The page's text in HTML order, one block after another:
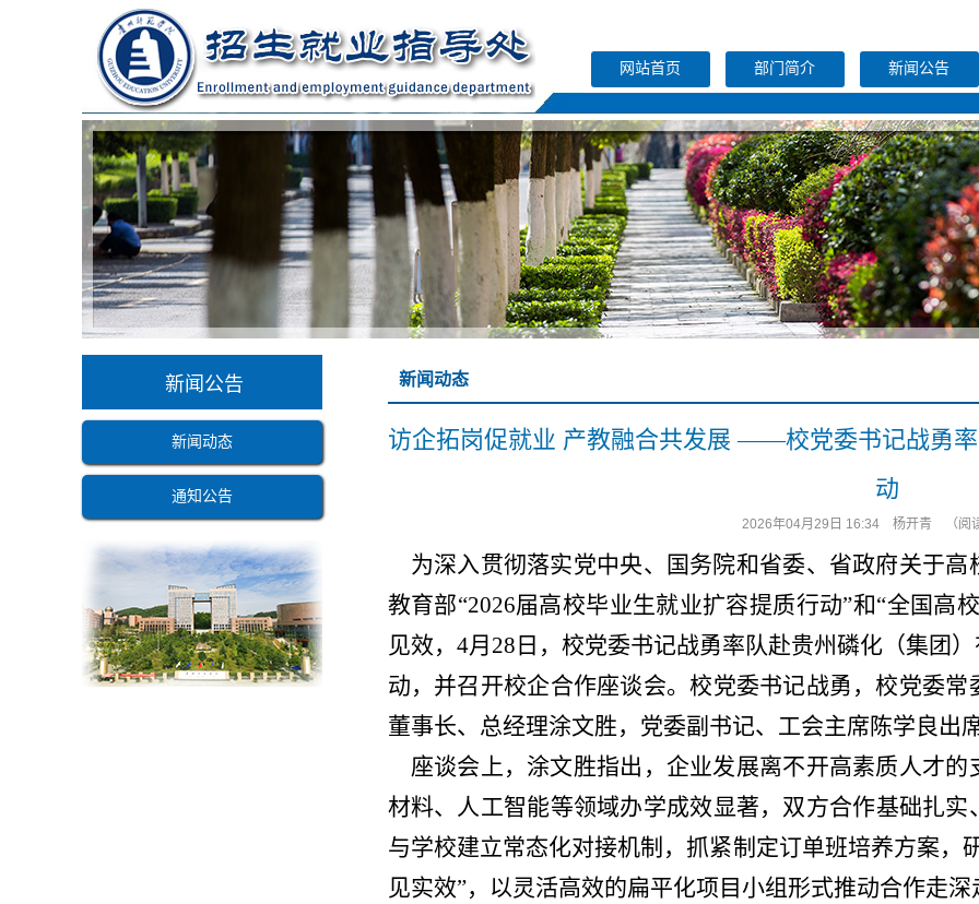
网站首页 部门简介 新闻公告
新闻公告
新闻动态
通知公告
新闻动态
访企拓岗促就业 产教融合共发展 ——校党委书记战勇
动
2026年04月29日 16:34 杨开青 （阅
为深入贯彻落实党中央、国务院和省委、省政府关于高
教育部“2026届高校毕业生就业扩容提质行动”和“全国高
见效， 4月 28 日，校党委书记战勇率队赴贵州磷化（集团
动，并召开校企合作座谈会。校党委书记战勇，校党委
董事长、总经理涂文胜，党委副书记、工会主席陈学良出
座谈会上，涂文胜指出，企业发展离不开高素质人才的
材料、人工智能等领域办学成效显著，双方合作基础扎实
与学校建立常态化对接机制，抓紧制定订单班培养方案，
见实效”，以灵活高效的扁平化项目小组形式推动合作走